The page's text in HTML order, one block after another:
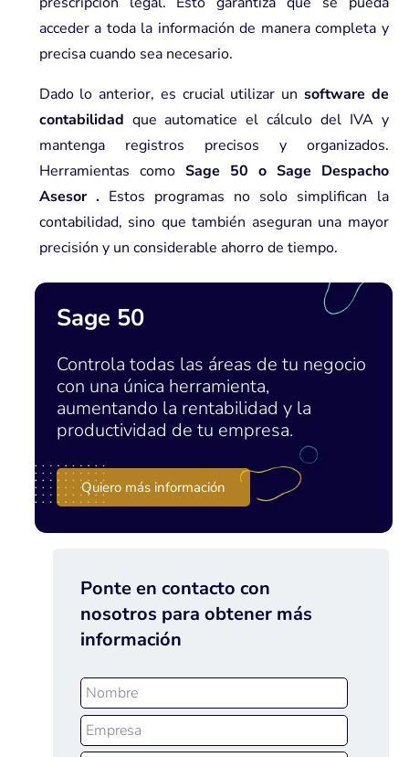
acceder a toda la información de manera completa y
precisa cuando sea necesario.
Dado lo anterior, es crucial utilizar un software de
contabilidad que automatice el cálculo del IVA y
mantenga registros precisos y organizados.
Herramientas como Sage 50 o Sage Despacho
Asesor . Estos programas no solo simplifican la
contabilidad, sino que también aseguran una mayor
precisión y un considerable ahorro de tiempo.
Sage 50
Controla todas las áreas de tu negocio
con una única herramienta,
aumentando la rentabilidad y la
productividad de tu empresa.
Quiero más información
Ponte en contacto con
nosotros para obtener más
información